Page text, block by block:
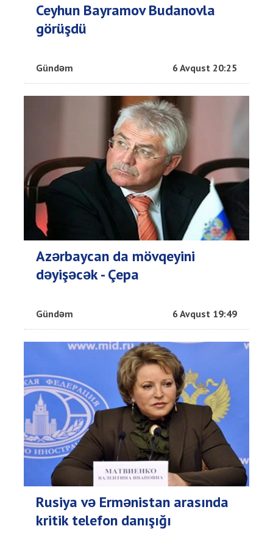
Ceyhun Bayramov Budanovla
görüşdü
Gündəm 6 Avqust 20:25
Azərbaycan da mövqeyini
dəyişəcək - Çepa
Gündəm 6 Avqust 19:49
Rusiya və Ermənistan arasında
kritik telefon danışığı